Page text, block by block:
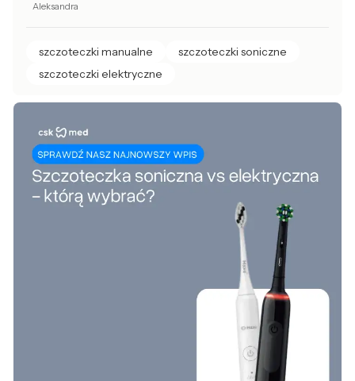
Aleksandra
szczoteczki manualne
szczoteczki soniczne
szczoteczki elektryczne